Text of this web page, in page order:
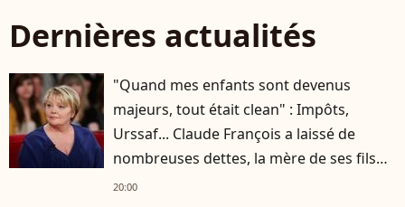
Dernières actualités
"Quand mes enfants sont devenus
majeurs, tout était clean" : Impôts,
Urssaf... Claude François a laissé de
nombreuses dettes, la mère de ses fils
s'est occupée de tout
20:00